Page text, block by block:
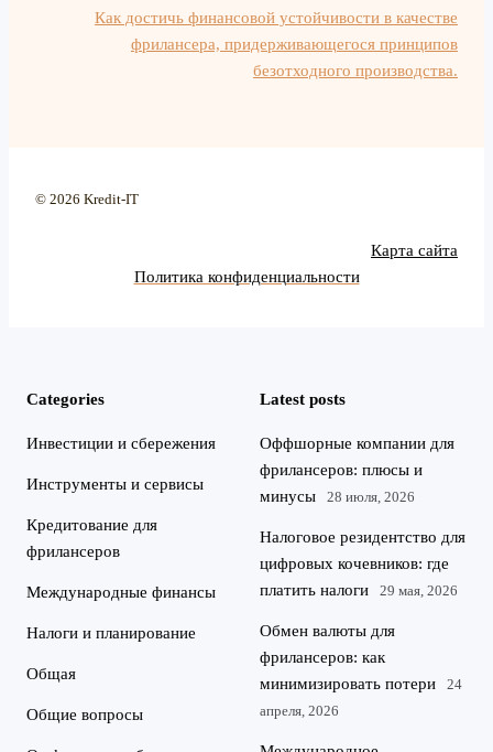
Как достичь финансовой устойчивости в качестве
фрилансера, придерживающегося принципов
безотходного производства.
© 2026 Kredit-IT
Карта сайта
Политика конфиденциальности
Categories
Инвестиции и сбережения
Инструменты и сервисы
Кредитование для
фрилансеров
Международные финансы
Налоги и планирование
Общая
Общие вопросы
Latest posts
Оффшорные компании для
фрилансеров: плюсы и
минусы
28 июля, 2026
Налоговое резидентство для
цифровых кочевников: где
платить налоги
29 мая, 2026
Обмен валюты для
фрилансеров: как
минимизировать потери
24
апреля, 2026